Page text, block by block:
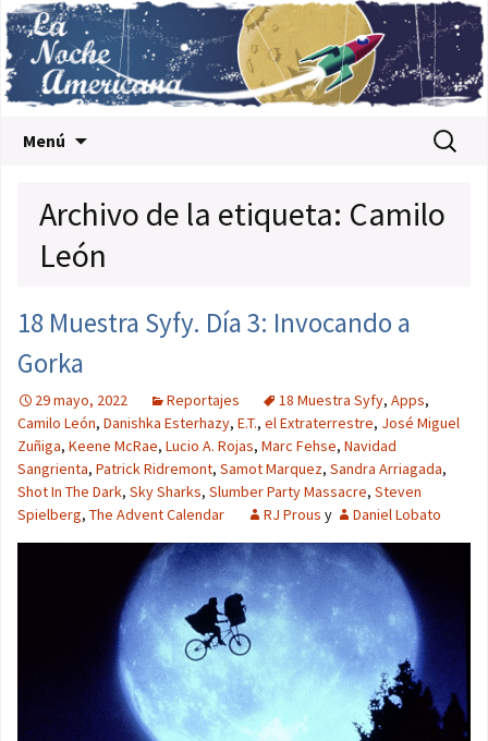
Menú Buscar:
Archivo de la etiqueta: Camilo
León
18 Muestra Syfy. Día 3: Invocando a
Gorka
29 mayo, 2022 Reportajes 18 Muestra Syfy, Apps,
Camilo León, Danishka Esterhazy, E.T., el Extraterrestre, José Miguel
Zuñiga, Keene McRae, Lucio A. Rojas, Marc Fehse, Navidad
Sangrienta, Patrick Ridremont, Samot Marquez, Sandra Arriagada,
Shot In The Dark, Sky Sharks, Slumber Party Massacre, Steven
Spielberg, The Advent Calendar RJ Prous y Daniel Lobato